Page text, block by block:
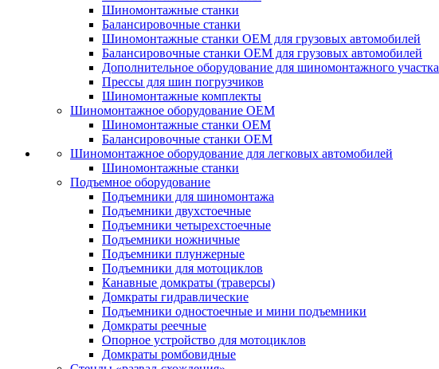
Шиномонтажные станки
Балансировочные станки
Шиномонтажные станки ОЕМ для грузовых автомобилей
Балансировочные станки ОЕМ для грузовых автомобилей
Дополнительное оборудование для шиномонтажного участка
Прессы для шин погрузчиков
Шиномонтажные комплекты
Шиномонтажное оборудование ОЕМ
Шиномонтажные станки ОЕМ
Балансировочные станки ОЕМ
Шиномонтажное оборудование для легковых автомобилей
Шиномонтажные станки
Подъемное оборудование
Подъемники для шиномонтажа
Подъемники двухстоечные
Подъемники четырехстоечные
Подъемники ножничные
Подъемники плунжерные
Подъемники для мотоциклов
Канавные домкраты (траверсы)
Домкраты гидравлические
Подъемники одностоечные и мини подъемники
Домкраты реечные
Опорное устройство для мотоциклов
Домкраты ромбовидные